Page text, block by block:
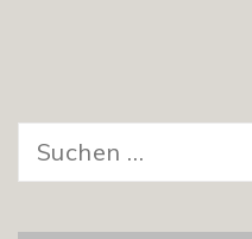
nach: